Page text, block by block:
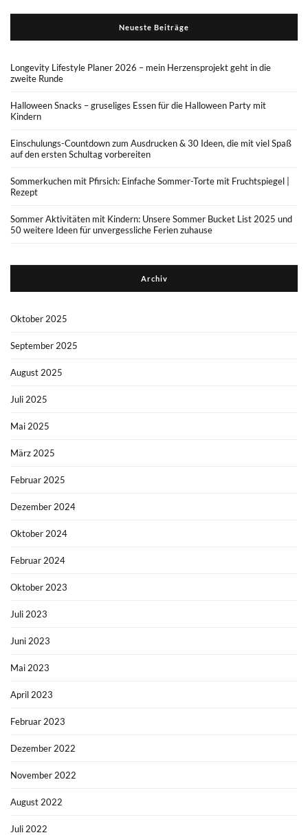
Neueste Beiträge
Longevity Lifestyle Planer 2026 – mein Herzensprojekt geht in die
zweite Runde
Halloween Snacks – gruseliges Essen für die Halloween Party mit
Kindern
Einschulungs-Countdown zum Ausdrucken & 30 Ideen, die mit viel Spaß
auf den ersten Schultag vorbereiten
Sommerkuchen mit Pfirsich: Einfache Sommer-Torte mit Fruchtspiegel |
Rezept
Sommer Aktivitäten mit Kindern: Unsere Sommer Bucket List 2025 und
50 weitere Ideen für unvergessliche Ferien zuhause
Archiv
Oktober 2025
September 2025
August 2025
Juli 2025
Mai 2025
März 2025
Februar 2025
Dezember 2024
Oktober 2024
Februar 2024
Oktober 2023
Juli 2023
Juni 2023
Mai 2023
April 2023
Februar 2023
Dezember 2022
November 2022
August 2022
Juli 2022